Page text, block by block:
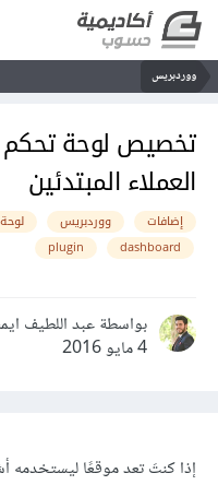
ووردبريس
تخصيص لوحة تحكم
العملاء المبتدئين
إضافات ووردبريس
dashboard
plugin
بواسطة عبد اللطيف
4 مايو 2016
إذا كنتَ تعد موقعًا